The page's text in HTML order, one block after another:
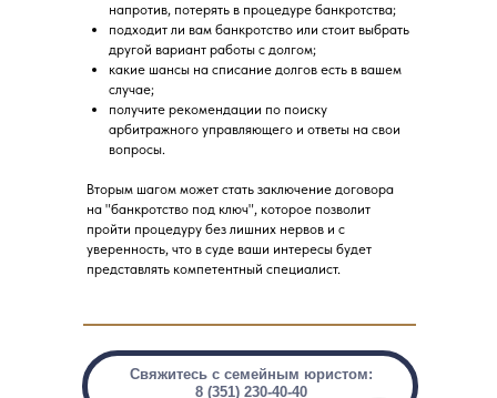
напротив, потерять в процедуре банкротства;
подходит ли вам банкротство или стоит выбрать
другой вариант работы с долгом;
какие шансы на списание долгов есть в вашем
случае;
получите рекомендации по поиску
арбитражного управляющего и ответы на свои
вопросы.
Вторым шагом может стать заключение договора
на "банкротство под ключ", которое позволит
пройти процедуру без лишних нервов и с
уверенность, что в суде ваши интересы будет
представлять компетентный специалист.
Свяжитесь с семейным юристом:
8 (351) 230-40-40